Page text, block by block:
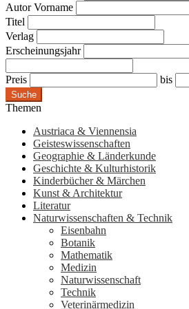
Autor Vorname
Titel
Verlag
Erscheinungsjahr
Preis bis
Suche
Themen
Austriaca & Viennensia
Geisteswissenschaften
Geographie & Länderkunde
Geschichte & Kulturhistorik
Kinderbücher & Märchen
Kunst & Architektur
Literatur
Naturwissenschaften & Technik
Eisenbahn
Botanik
Mathematik
Medizin
Naturwissenschaft
Technik
Veterinärmedizin